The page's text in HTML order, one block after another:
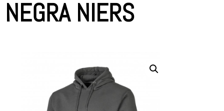
NEGRA NIERS